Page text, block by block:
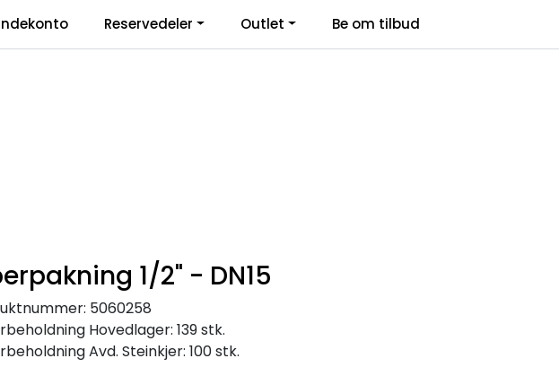
Kontakt Oss Logg inn
Reservedeler Outlet Be om tilbud
1/2" - DN15
5060258
Hovedlager: 139 stk.
Avd. Steinkjer: 100 stk.